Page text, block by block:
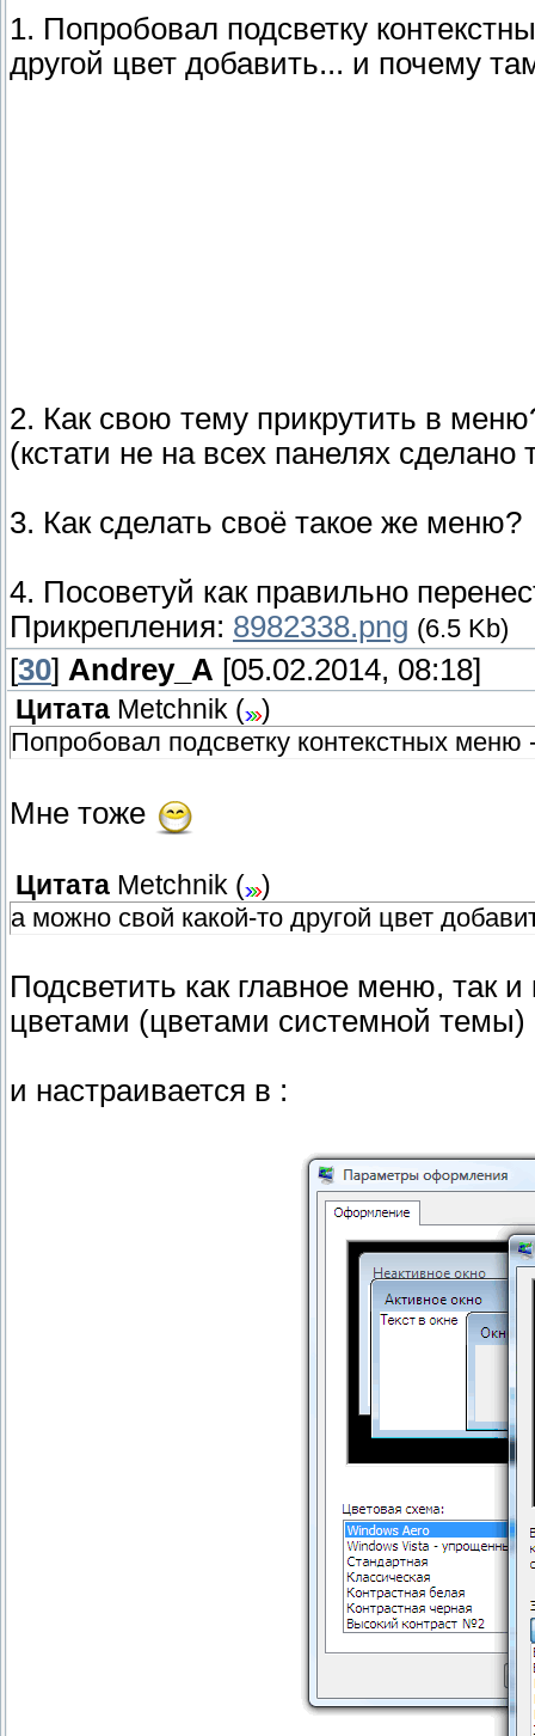
1. Попробовал подсветку
другой цвет добавить... и почему
2. Как свою тему прикрутить в
(кстати не на всех панелях
3. Как сделать своё такое же меню?
4. Посоветуй как правильно
Прикрепления: 8982338.png (6.5 Kb)
[30] Andrey_A [05.02.2014, 08:18]
Цитата Metchnik (
)
Попробовал подсветку контекстных меню
Мне тоже
Цитата Metchnik (
)
а можно свой какой-то другой цвет
Подсветить как главное меню, так
цветами (цветами системной темы)
и настраивается в :